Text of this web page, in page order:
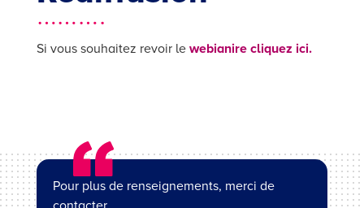
……….
Si vous souhaitez revoir le webianire cliquez ici.
Pour plus de renseignements, merci de